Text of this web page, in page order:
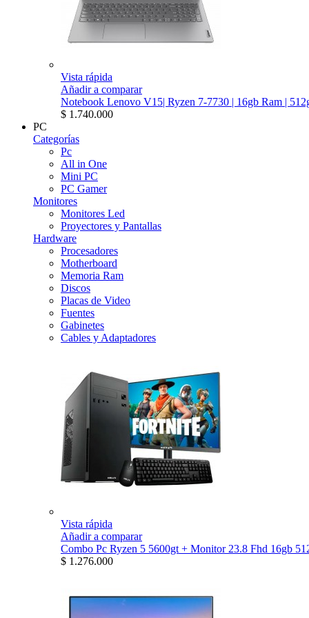
Vista rápida
Añadir a comparar
Notebook Lenovo V15| Ryzen 7-7730 | 16gb Ram |
$ 1.740.000
PC
Categorías
Pc
All in One
Mini PC
PC Gamer
Monitores
Monitores Led
Proyectores y Pantallas
Hardware
Procesadores
Motherboard
Memoria Ram
Discos
Placas de Video
Fuentes
Gabinetes
Cables y Adaptadores
Vista rápida
Añadir a comparar
Combo Pc Ryzen 5 5600gt + Monitor 23.8 Fhd 16gb
$ 1.276.000